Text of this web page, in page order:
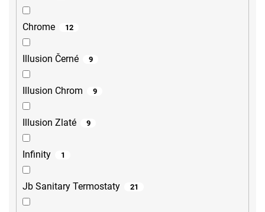
Chrome 12
Illusion Černé 9
Illusion Chrom 9
Illusion Zlaté 9
Infinity 1
Jb Sanitary Termostaty 21